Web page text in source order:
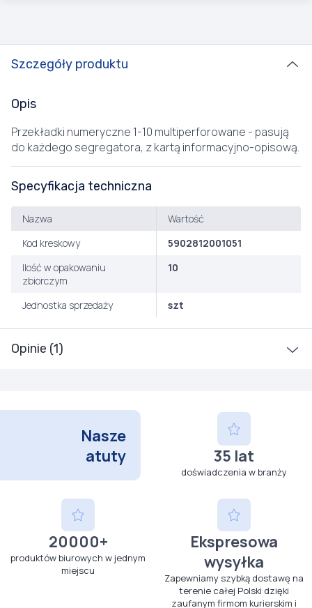
Szczegóły produktu
Opinie (1)
Opis
Przekładki numeryczne 1-10 multiperforowane - pasują
do każdego segregatora, z kartą informacyjno-opisową.
Specyfikacja techniczna
Nazwa
Wartość
Kod kreskowy
5902812001051
Ilość w opakowaniu
zbiorczym
10
Jednostka sprzedaży szt
Nasze
atuty
35 lat
doświadczenia w branży
20000+
produktów biurowych w jednym
miejscu
Ekspresowa
wysyłka
Zapewniamy szybką dostawę na
terenie całej Polski dzięki
zaufanym firmom kurierskim i